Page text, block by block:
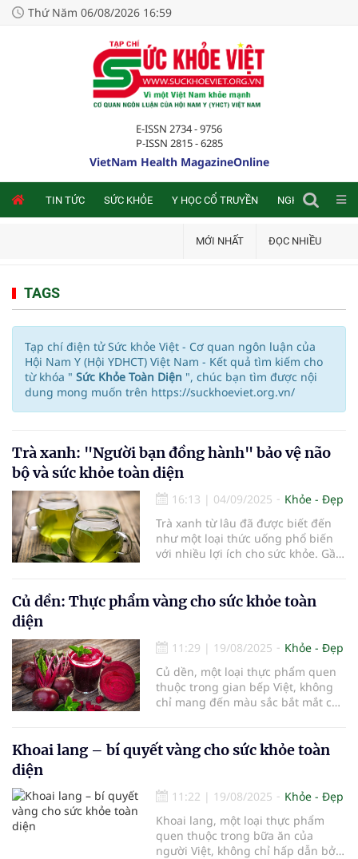
Thứ Năm 06/08/2026 16:59
E-ISSN 2734 - 9756
P-ISSN 2815 - 6285
VietNam Health MagazineOnline
TIN TỨC SỨC KHỎE Y HỌC CỔ TRUYỀN NGHIÊN CỨU
MỚI NHẤT ĐỌC NHIỀU
TAGS
Tạp chí điện tử Sức khỏe Việt - Cơ quan ngôn luận của
Hội Nam Y (Hội YDHCT) Việt Nam - Kết quả tìm kiếm cho
từ khóa " Sức Khỏe Toàn Diện ", chúc bạn tìm được nội
dung mong muốn trên https://suckhoeviet.org.vn/
Trà xanh: "Người bạn đồng hành" bảo vệ não
bộ và sức khỏe toàn diện
16:13 | 04/09/2025
Khỏe - Đẹp
Trà xanh từ lâu đã được biết đến
như một loại thức uống phổ biến
với nhiều lợi ích cho sức khỏe. Gần
vọng mới về khả năng hỗ trợ hồi
phục năng lượng não bộ của trà
Phát hiện này không chỉ mang ý
nghĩa y học mà còn là tin vui cho
những ai mong muốn chăm sóc
sức khỏe não bộ từ sớm.
Củ dền: Thực phẩm vàng cho sức khỏe toàn
diện
11:29 | 19/08/2025
Khỏe - Đẹp
Củ dền, một loại thực phẩm quen
thuộc trong gian bếp Việt, không
chỉ mang đến màu sắc bắt mắt cho
việc hỗ trợ hệ tim mạch, cải thiện
chức năng gan đến tiềm năng
sự là một "siêu thực phẩm" mà bạn
không nên bỏ qua.
Khoai lang – bí quyết vàng cho sức khỏe toàn
diện
11:22 | 19/08/2025
Khỏe - Đẹp
Khoai lang, một loại thực phẩm
quen thuộc trong bữa ăn của
người Việt, không chỉ hấp dẫn bởi